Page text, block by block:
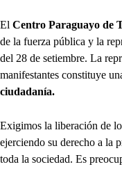
El Centro Paraguayo de
de la fuerza pública y la
del 28 de setiembre. La
manifestantes constituye
ciudadanía.
Exigimos la liberación de
ejerciendo su derecho a la
toda la sociedad. Es